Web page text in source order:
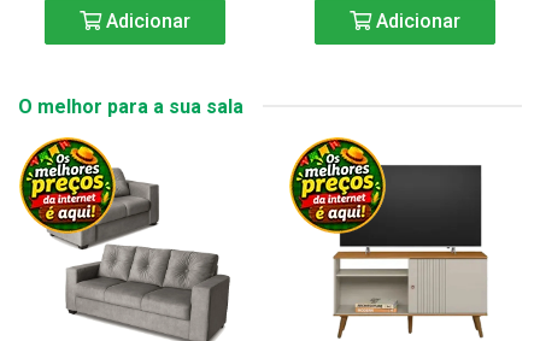
Adicionar Adicionar
O melhor para a sua sala